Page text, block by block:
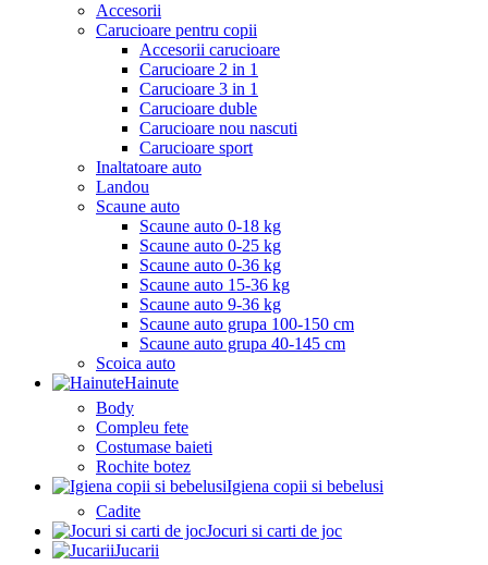
Accesorii
Carucioare pentru copii
Accesorii carucioare
Carucioare 2 in 1
Carucioare 3 in 1
Carucioare duble
Carucioare nou nascuti
Carucioare sport
Inaltatoare auto
Landou
Scaune auto
Scaune auto 0-18 kg
Scaune auto 0-25 kg
Scaune auto 0-36 kg
Scaune auto 15-36 kg
Scaune auto 9-36 kg
Scaune auto grupa 100-150 cm
Scaune auto grupa 40-145 cm
Scoica auto
Hainute
Body
Compleu fete
Costumase baieti
Rochite botez
Igiena copii si bebelusi
Cadite
Jocuri si carti de joc
Jucarii